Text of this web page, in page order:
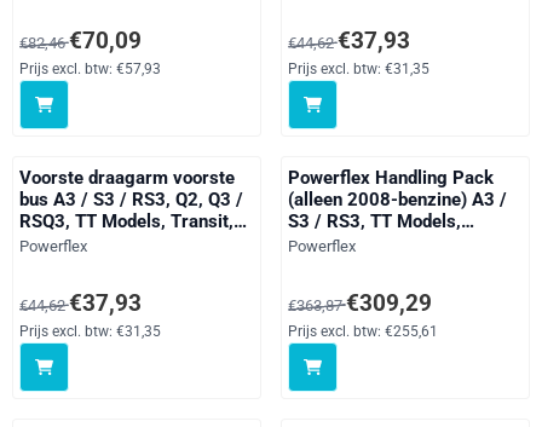
Formentor (2020 on), Leon
Models, Tarraco, Toledo
Models, Karoq, Kodiaq,
Octavia, Superb Models, Yeti
5L, Ar
Van 82,46 voor 70,09, exclusief btw: 57,93
€82,46€70,09
Prijs excl. btw: €57,93
Toledo Models, Karoq,
Kodiaq, Octavia, Superb
Models, Arteon, Beetle
Models, Bora Models, Caddy
Models
Van 44,62 voor 37,93, exclusief
€44,62€37,93
Prijs excl. btw: €31,35
Voorste draagarm voorste
bus A3 / S3 / RS3, Q2, Q3 /
RSQ3, TT Models, Transit,
Alhambra Models, Altea 5P
Models, Tarraco, Toledo
Models, Karoq, Kodiaq,
Octavia, Superb Models, Yeti
5L, Arteon, Beetle Models,
Merk:
Powerflex
Van 44,62 voor 37,93, exclusief btw: 31,35
€44,62€37,93
Prijs excl. btw: €31,35
Powerflex Handling Pack
(alleen 2008-benzine) A3 /
S3 / RS3, TT Models,
Handling Packs, Leon
Merk:
Powerflex
Van 363,87 voor 309,29,
€363,87€309,29
Prijs excl. btw: €255,61